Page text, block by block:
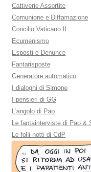
Cattiverie Assortite
Comunione e Diffamazione
Concilio Vaticano II
Ecumenismo
Esposti e Denunce
Fantarisposte
Generatore automatico
I dialoghi di Simone
I pensieri di GG
L'angolo di Pao
Le fantainterviste di Pao &
Le folli notti di CdP